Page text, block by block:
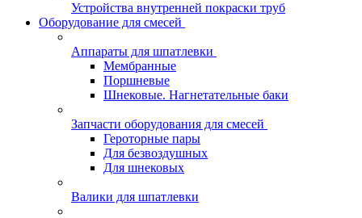
Устройства внутренней покраски труб
Оборудование для смесей
Аппараты для шпатлевки
Мембранные
Поршневые
Шнековые. Нагнетательные баки
Запчасти оборудования для смесей
Героторные пары
Для безвоздушных
Для шнековых
Валики для шпатлевки